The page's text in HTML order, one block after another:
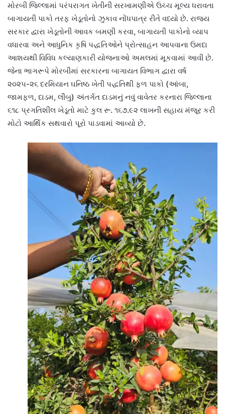
મોરબી જિલ્લામાં પરંપરાગત ખેતીની સરખામણીએ ઉચ્ચ મૂલ્ય ધરાવતા
બાગાયતી પાકો તરફ ખેડૂતોનો ઝુકાવ નોંધપાત્ર રીતે વધ્યો છે. રાજ્ય
સરકાર દ્વારા ખેડૂતોની આવક બમણી કરવા, બાગાયતી પાકોનો વ્યાપ
વધારવા અને આધુનિક કૃષિ પદ્ધતિઓને પ્રોત્સાહન આપવાના ઉમદા
આશયથી વિવિધ કલ્યાણકારી યોજનાઓ અમલમાં મૂકવામાં આવી છે.
જેના ભાગરૂપે મોરબીમાં સરકારના બાગાયત વિભાગ દ્વારા વર્ષ
૨૦૨૫-૨૬ દરમિયાન ઘનિષ્ઠ ખેતી પદ્ધતિથી ફળ પાકો (આંબા,
જામફળ, દાડમ, લીંબુ) અંતર્ગત દાડમનું નવું વાવેતર કરનારા જિલ્લાના
૬૧૮ પ્રગતિશીલ ખેડૂતો માટે કુલ રૂ. ૧૬૭.૯૨ લાખની સહાય મંજૂર કરી
મોટો આર્થિક સથવારો પૂરો પાડવામાં આવ્યો છે.